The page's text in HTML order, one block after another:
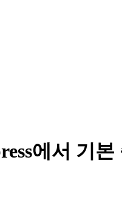
에서 기